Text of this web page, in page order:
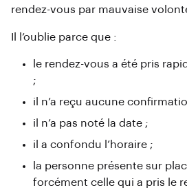
rendez-vous par mauvaise
Il l’oublie parce que :
le rendez-vous a été pris
;
il n’a reçu aucune
il n’a pas noté la date ;
il a confondu l’horaire ;
la personne présente sur
forcément celle qui a pris le